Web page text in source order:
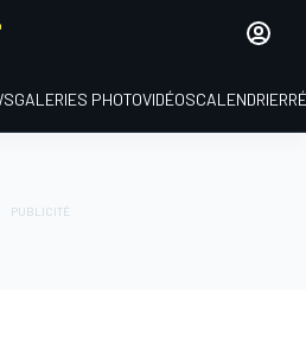
GALERIES PHOTOVIDÉOSCALENDRIER